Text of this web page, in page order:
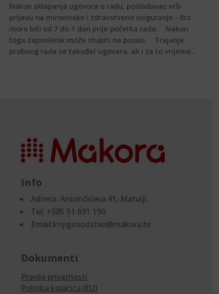
Nakon sklapanja ugovora o radu, poslodavac vrši
prijavu na mirovinsko i zdravstveno osiguranje - što
mora biti od 7 do 1 dan prije početka rada. Nakon
toga zaposlenik može stupiti na posao. Trajanje
probnog rada se također ugovara, ali i za to vrijeme...
Info
Adresa:Antončićeva 41, Matulji
Tel: +385 51 691 190
Email:knjigovodstvo@makora.hr
Dokumenti
Pravila privatnosti
Politika kolačića (EU)